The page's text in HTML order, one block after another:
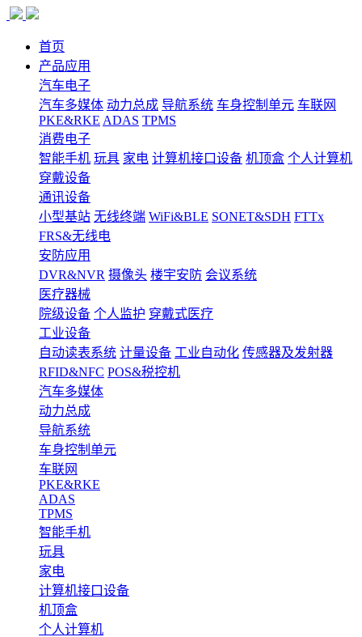
首页
产品应用
汽车电子
汽车多媒体 动力总成 导航系统 车身控制单元 车联网
PKE&RKE ADAS TPMS
消费电子
智能手机 玩具 家电 计算机接口设备 机顶盒 个人计算机
穿戴设备
通讯设备
小型基站 无线终端 WiFi&BLE SONET&SDH FTTx
FRS&无线电
安防应用
DVR&NVR 摄像头 楼宇安防 会议系统
医疗器械
院级设备 个人监护 穿戴式医疗
工业设备
自动读表系统 计量设备 工业自动化 传感器及发射器
RFID&NFC POS&税控机
汽车多媒体
动力总成
导航系统
车身控制单元
车联网
PKE&RKE
ADAS
TPMS
智能手机
玩具
家电
计算机接口设备
机顶盒
个人计算机